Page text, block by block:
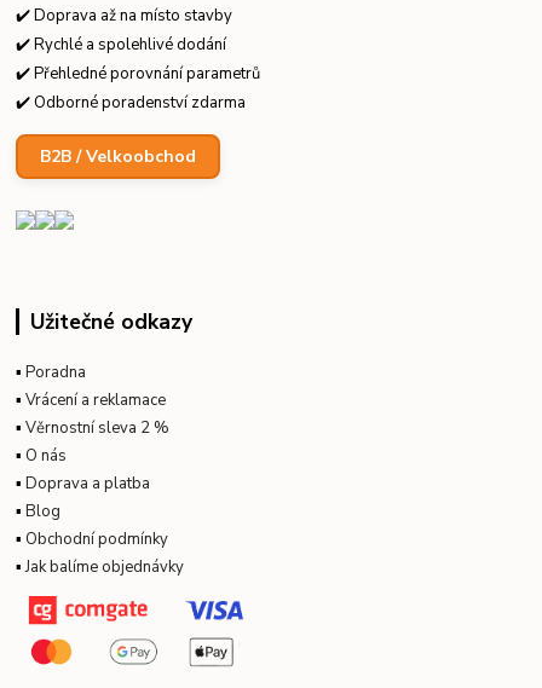
✔️ Doprava až na místo stavby
✔️ Rychlé a spolehlivé dodání
✔️ Přehledné porovnání parametrů
✔️ Odborné poradenství zdarma
B2B / Velkoobchod
Užitečné odkazy
▪Poradna
▪Vrácení a reklamace
▪Věrnostní sleva 2 %
▪ O nás
▪Doprava a platba
▪Blog
▪ Obchodní podmínky
▪Jak balíme objednávky